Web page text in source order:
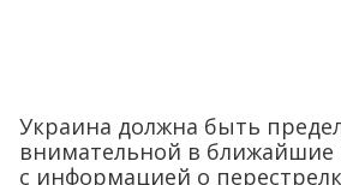
Украина должна быть
внимательной в ближайшие
с информацией о